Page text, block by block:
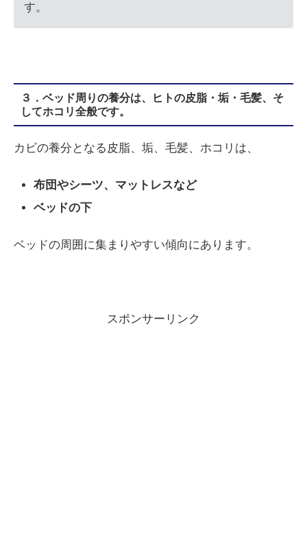
す。
３．ベッド周りの養分は、ヒトの皮脂・垢・毛髪、そ
してホコリ全般です。
カビの養分となる皮脂、垢、毛髪、ホコリは、
布団やシーツ、マットレスなど
ベッドの下
ベッドの周囲に集まりやすい傾向にあります。
スポンサーリンク